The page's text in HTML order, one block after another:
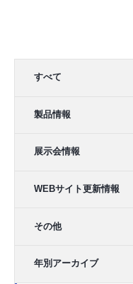
すべて
製品情報
展示会情報
WEBサイト更新情報
その他
年別アーカイブ